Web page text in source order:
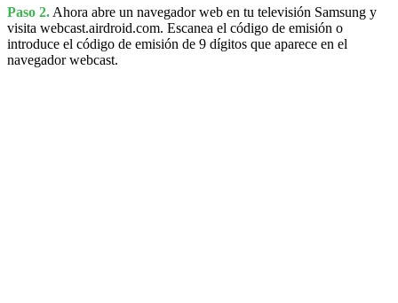
Paso 2.Ahora abre un navegador web en tu televisión Samsung y
visita webcast.airdroid.com. Escanea el código de emisión o
introduce el código de emisión de 9 dígitos que aparece en el
navegador webcast.